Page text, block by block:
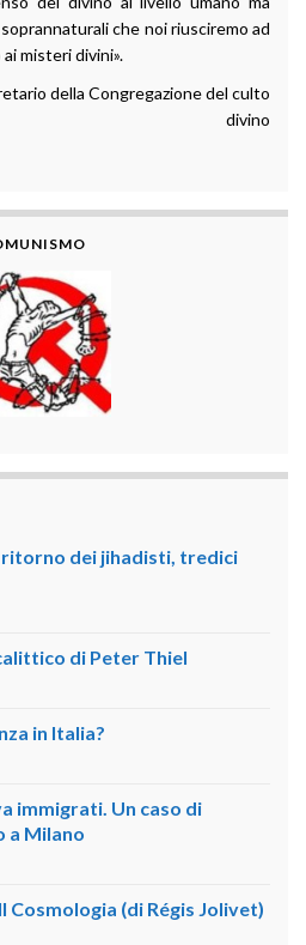
che noi riusciremo ad
misteri divini».
della Congregazione del culto
divino
ritorno dei jihadisti, tredici
di Peter Thiel
in Italia?
immigrati. Un caso di
a Milano
(di Régis Jolivet)